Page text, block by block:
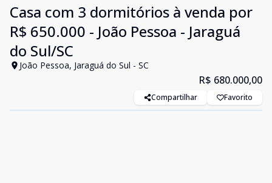
Casa com 3 dormitórios à venda por
R$ 650.000 - João Pessoa - Jaraguá
do Sul/SC
João Pessoa, Jaraguá do Sul - SC
R$ 680.000,00
Compartilhar Favorito